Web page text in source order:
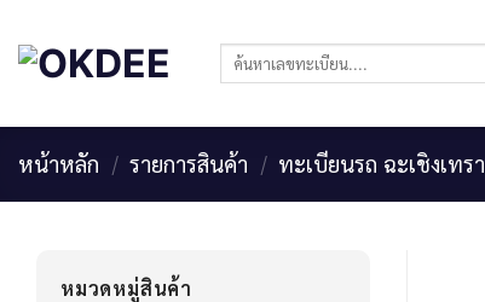
content
ค้นหา:
หน้าหลัก / รายการสินค้า / ทะเบียนรถ ฉะเชิงเทรา
หมวดหมู่สินค้า